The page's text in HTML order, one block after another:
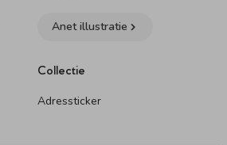
Anet illustratie
Collectie
Adressticker